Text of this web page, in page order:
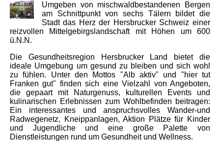
Umgeben von mischwaldbestandenen Bergen
am Schnittpunkt von sechs Tälern bildet die
Stadt das Herz der Hersbrucker Schweiz einer
reizvollen Mittelgebirgslandschaft mit Höhen um 600
ü.N.N.
Die Gesundheitsregion Hersbrucker Land bietet die
ideale Umgebung um gesund zu bleiben und sich wohl
zu fühlen. Unter den Mottos "Alb aktiv" und "hier tut
Franken gut" finden sich eine Vielzahl von Angeboten,
die gepaart mit Naturgenuss, kulturellen Events und
kulinarischen Erlebnissen zum Wohlbefinden beitragen:
Ein interessantes und anspruchsvolles Wander-und
Radwegenetz, Kneippanlagen, Aktion Plätze für Kinder
und Jugendliche und eine große Palette von
Dienstleistungen rund um Gesundheit und Wellness.